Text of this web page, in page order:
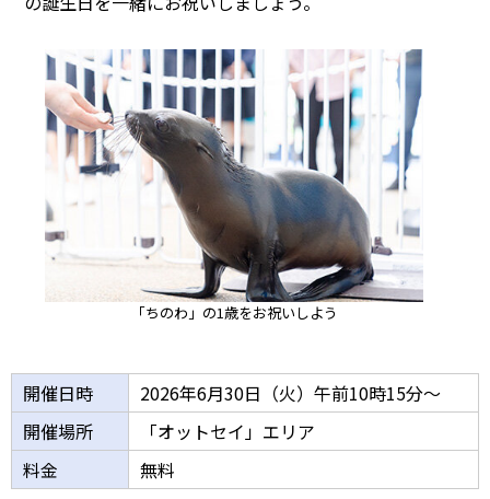
「ちのわ」の1歳をお祝いしよう
開催日時
2026年6月30日（火）午前10時15分～
開催場所
「オットセイ」エリア
料金
無料